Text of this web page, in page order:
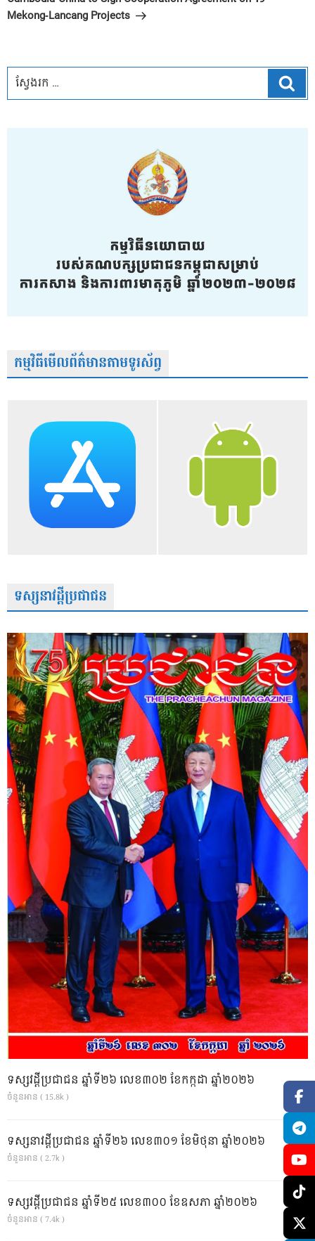
Mekong-Lancang Projects
កម្មវិធីមើលព័ត៌មានតាមទូរស័ព្វ
ទស្សនាវដ្តីប្រជាជន
ទស្សវដ្តីប្រជាជន ឆ្នាំទី២៦ លេខ៣០២ ខែកក្កដា ឆ្នាំ២០២៦
ចំនួនអាន ( 15.8k )
ទស្សនាវដ្ដីប្រជាជន ឆ្នាំទី២៦ លេខ៣០១ ខែមិថុនា ឆ្នាំ២០២៦
ចំនួនអាន ( 2.7k )
ទស្សវដ្តីប្រជាជន ឆ្នាំទី២៥ លេខ៣០០ ខែឧសភា ឆ្នាំ២០២៦
ចំនួនអាន ( 7.4k )